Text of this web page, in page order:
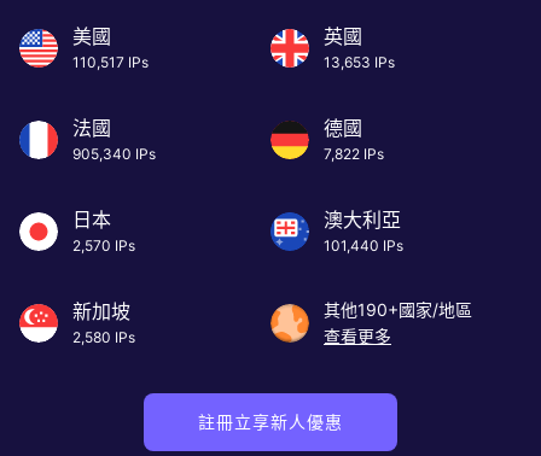
美國
110,517 IPs
英國
13,653 IPs
法國
905,340 IPs
德國
7,822 IPs
日本
2,570 IPs
澳大利亞
101,440 IPs
新加坡
2,580 IPs
其他190+國家/地區
查看更多
註冊立享新人優惠